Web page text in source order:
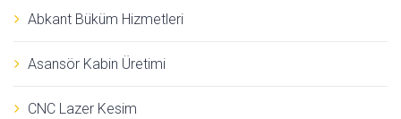
Abkant Büküm Hizmetleri
Asansör Kabin Üretimi
CNC Lazer Kesim